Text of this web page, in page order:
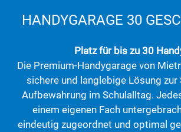
HANDYGARAGE 30
Platz für bis zu 30
Die Premium-Handygarage von
sichere und langlebige Lösung zur
Aufbewahrung im Schulalltag.
einem eigenen Fach
eindeutig zugeordnet und optimal